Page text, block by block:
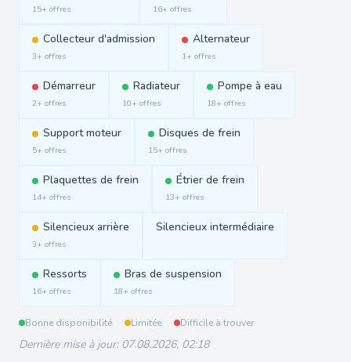
15+ offres 16+ offres
Collecteur d'admission
3+ offres
Alternateur
1+ offres
Démarreur
2+ offres
Radiateur
10+ offres
Pompe à eau
18+ offres
Support moteur
5+ offres
Disques de frein
15+ offres
Plaquettes de frein
14+ offres
Étrier de frein
13+ offres
Silencieux arrière
3+ offres
Silencieux intermédiaire
Ressorts
16+ offres
Bras de suspension
18+ offres
Bonne disponibilité Limitée Difficile à trouver
Dernière mise à jour: 07.08.2026, 02:18